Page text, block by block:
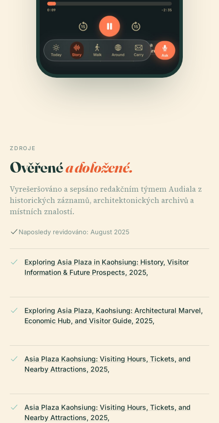
ZDROJE
Ověřenéa doložené.
Vyrešeršováno a sepsáno redakčním týmem Audiala z
historických záznamů, architektonických archivů a
místních znalostí.
Naposledy revidováno: August 2025
Exploring Asia Plaza in Kaohsiung: History, Visitor
Information & Future Prospects, 2025,
Exploring Asia Plaza, Kaohsiung: Architectural Marvel,
Economic Hub, and Visitor Guide, 2025,
Asia Plaza Kaohsiung: Visiting Hours, Tickets, and
Nearby Attractions, 2025,
Asia Plaza Kaohsiung: Visiting Hours, Tickets, and
Nearby Attractions, 2025,